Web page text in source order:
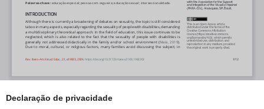
Declaração de privacidade